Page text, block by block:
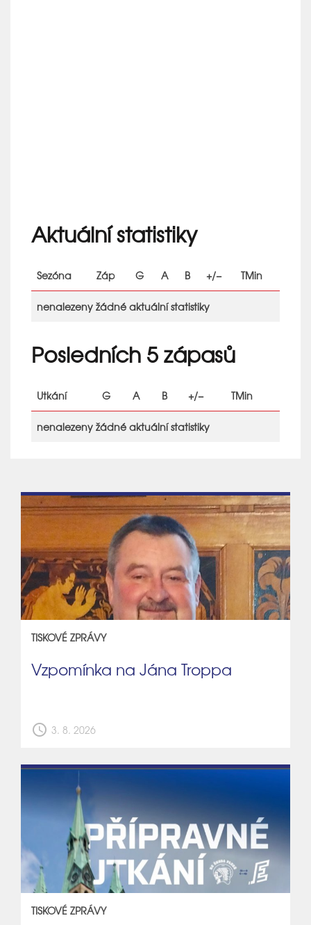
Aktuální statistiky
Sezóna Záp G A B +/− TMin
nenalezeny žádné aktuální statistiky
Posledních 5 zápasů
Utkání G A B +/− TMin
nenalezeny žádné aktuální statistiky
TISKOVÉ ZPRÁVY
Vzpomínka na Jána Troppa
schedule 3. 8. 2026
TISKOVÉ ZPRÁVY